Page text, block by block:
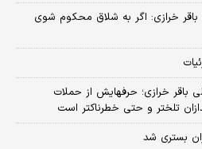
خرازی: اگر به شلاق محکوم شوی
باقر خرازی؛ حرفهایش از حملات
تلختر و حتی خطرناکتر است
بستری شد